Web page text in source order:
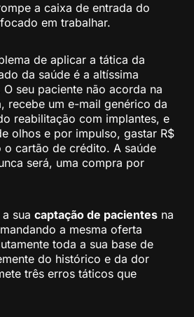
a caixa de entrada do
em trabalhar.
de aplicar a tática da
da saúde é a altíssima
seu paciente não acorda na
recebe um e-mail genérico da
reabilitação com implantes, e
olhos e por impulso, gastar R$
cartão de crédito. A saúde
será, uma compra por
sua captação de pacientes na
a mesma oferta
toda a sua base de
do histórico e da dor
três erros táticos que